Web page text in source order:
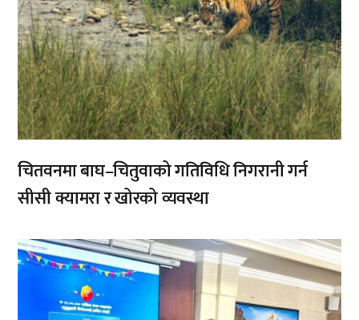
चितवनमा बाघ–चितुवाको गतिविधि निगरानी गर्न
सीसी क्यामरा र खोरको व्यवस्था
,